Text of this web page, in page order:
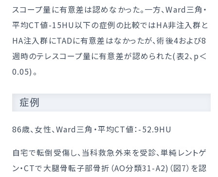
スコープ量に有意差は認めなかった。一方、Ward三角・
平均CT値-15HU以下の症例の比較ではHA非注入群と
HA注入群にTADに有意差はなかったが、術後4および8
週時のテレスコープ量に有意差が認められた(表2、p＜
0.05)。
症例
86歳、女性、Ward三角・平均CT値：-52.9HU
自宅で転倒受傷し、当科救急外来を受診、単純レントゲ
ン・CTで大腿骨転子部骨折（AO分類31-A2)（図7）を認